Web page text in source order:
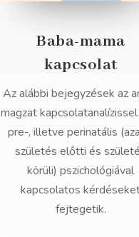
Baba-mama
kapcsolat
Az alábbi bejegyzések az
magzat
pre-, illetve perinatális
születés előtti és
körüli) pszichológiával
kapcsolatos
fejtegetik.